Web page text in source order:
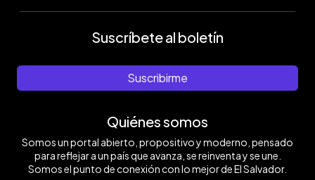
Suscríbete al boletín
Suscribirme
Quiénes somos
Somos un portal abierto, propositivo y moderno, pensado
para reflejar a un país que avanza, se reinventa y se une.
Somos el punto de conexión con lo mejor de El Salvador.